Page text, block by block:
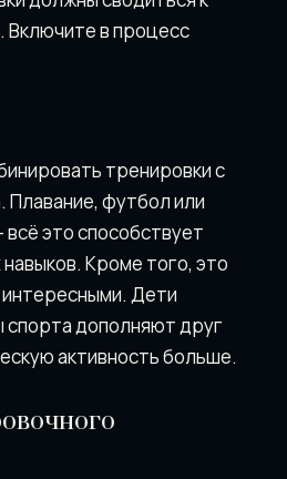
Включите в процесс
тренировки с
Плавание, футбол или
это способствует
Кроме того, это
Дети
спорта дополняют друг
активность больше.